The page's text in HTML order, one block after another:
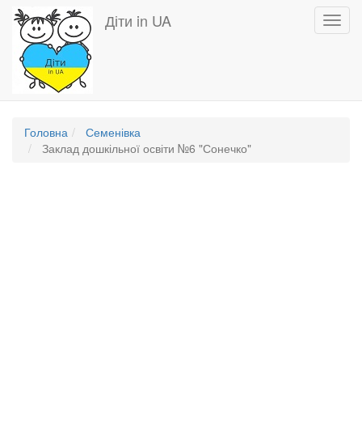
Перейти
основного
вмісту
Діти in UA
Головна
Семенівка
Заклад дошкільної освіти №6 "Сонечко"